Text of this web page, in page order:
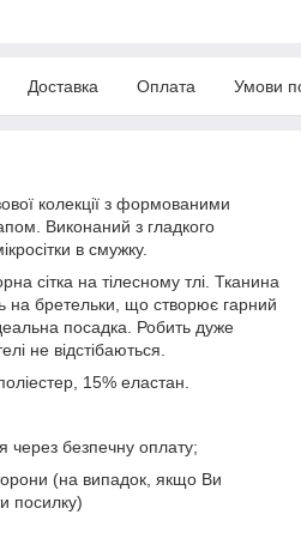
Доставка Оплата Умови
колекції з формованими
Виконаний з гладкого
в смужку.
сітка на тілесному тлі. Тканина
на бретельки, що створює гарний
посадка. Робить дуже
не відстібаються.
15% еластан.
безпечну оплату;
(на випадок, якщо Ви
посилку)